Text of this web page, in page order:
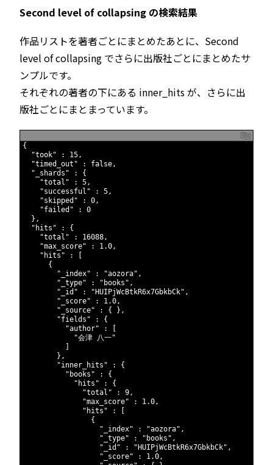
Second level of collapsing の検索結果
作品リストを著者ごとにまとめたあとに、Second
level of collapsing でさらに出版社ごとにまとめたサ
ンプルです。
それぞれの著者の下にある inner_hits が、さらに出
版社ごとにまとまっています。
{
"took"
: 15,
"timed_out"
: false,
"_shards"
:
{
"total"
: 5,
"successful"
: 5,
"skipped"
: 0,
"failed"
:
0
} ,
"hits"
:
{
"total"
: 16088,
"max_score"
: 1.0,
"hits"
:
{
"_index"
: "aozora" ,
"_type"
: "books" ,
"_id"
: "HUIPjWcBtkR6x7GbkbCk" ,
"_score"
: 1.0,
"_source"
: { } ,
"fields"
:
{
"author"
:
"会津 八一"
} ,
"inner_hits"
:
{
"books"
:
{
"hits"
:
{
"total"
: 9,
"max_score"
: 1.0,
"hits"
:
{
"_index"
: "aozora" ,
"_type"
: "books" ,
"_id"
: "HUIPjWcBtkR6x7GbkbCk" ,
"_score"
: 1.0,